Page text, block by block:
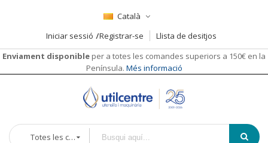
Català
Iniciar sessió
Registrar-se
Llista de desitjos
Enviament disponible per a totes les comandes superiors a 150€ en la
Península. Més informació
Totes les categories